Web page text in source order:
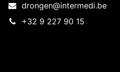
drongen@intermedi.be
+32 9 227 90 15